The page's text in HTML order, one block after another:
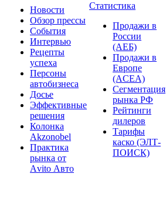
Новости
Обзор прессы
События
Интервью
Рецепты
успеха
Персоны
автобизнеса
Досье
Эффективные
решения
Колонка
Akzonobel
Практика
рынка от
Аvito Авто
Статистика
Продажи в
России
(АЕБ)
Продажи в
Европе
(ACEA)
Сегментация
рынка РФ
Рейтинги
дилеров
Тарифы
каско (ЭЛТ-
ПОИСК)